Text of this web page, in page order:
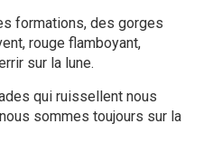
formations, des gorges
rouge flamboyant,
sur la lune.
qui ruissellent nous
sommes toujours sur la